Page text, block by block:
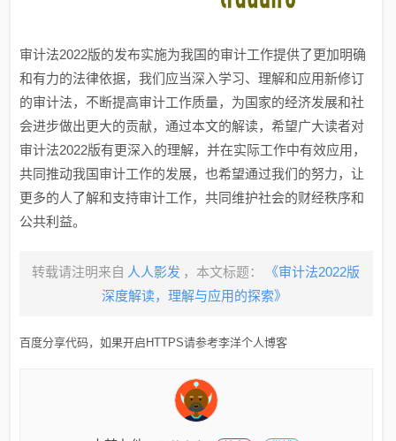
审计法2022版的发布实施为我国的审计工作提供了更加明确
和有力的法律依据，我们应当深入学习、理解和应用新修订
的审计法，不断提高审计工作质量，为国家的经济发展和社
会进步做出更大的贡献，通过本文的解读，希望广大读者对
审计法2022版有更深入的理解，并在实际工作中有效应用，
共同推动我国审计工作的发展，也希望通过我们的努力，让
更多的人了解和支持审计工作，共同维护社会的财经秩序和
公共利益。
转载请注明来自 人人影发 ，本文标题：
《审计法2022版
深度解读，理解与应用的探索》
百度分享代码，如果开启HTTPS请参考李洋个人博客